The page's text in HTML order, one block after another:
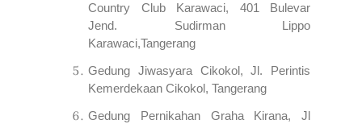
Country Club Karawaci, 401 Bulevar
Jend. Sudirman Lippo
Karawaci,Tangerang
Gedung Jiwasyara Cikokol, Jl. Perintis
Kemerdekaan Cikokol, Tangerang
Gedung Pernikahan Graha Kirana, Jl